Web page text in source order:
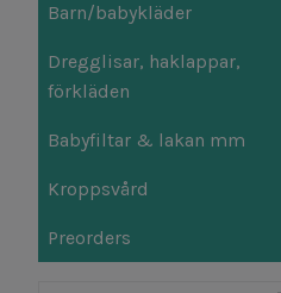
Barn/babykläder
Dregglisar, haklappar,
förkläden
Babyfiltar & lakan mm
Kroppsvård
Preorders